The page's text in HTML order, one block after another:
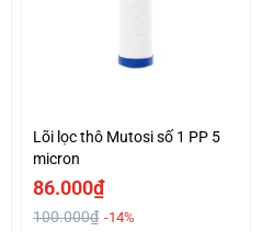
Lõi lọc thô Mutosi số 1 PP 5
micron
86.000₫
100.000₫ -14%